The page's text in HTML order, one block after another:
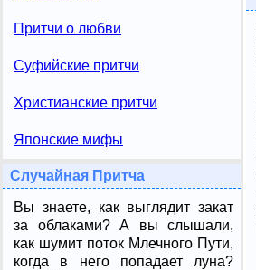
Притчи о любви
Суфийские притчи
Христианские притчи
Японские мифы
Случайная Притча
Вы знаете, как выглядит закат
за облаками? А вы слышали,
как шумит поток Млечного Пути,
когда в него попадает луна?